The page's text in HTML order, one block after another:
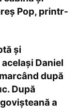
Pop, printr-
şi
Daniel
după
După
a